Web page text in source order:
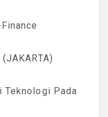
Teknologi Pada